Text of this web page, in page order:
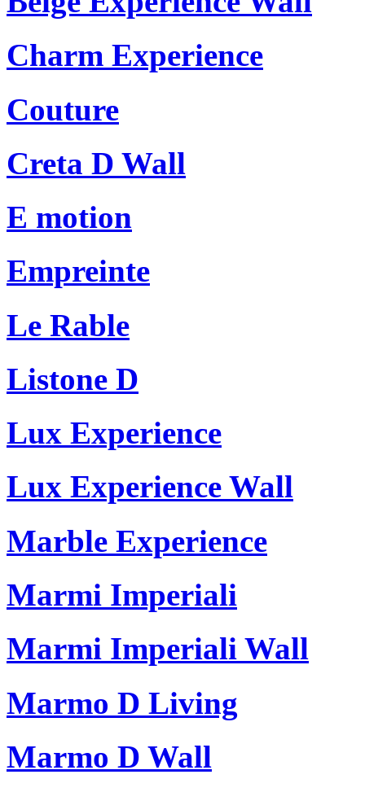
Charm Experience
Couture
Creta D Wall
E motion
Empreinte
Le Rable
Listone D
Lux Experience
Lux Experience Wall
Marble Experience
Marmi Imperiali
Marmi Imperiali Wall
Marmo D Living
Marmo D Wall